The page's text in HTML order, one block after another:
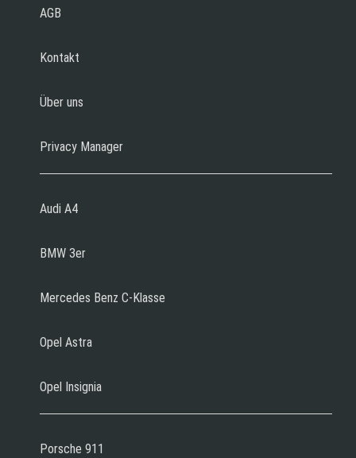
AGB
Kontakt
Über uns
Privacy Manager
Audi A4
BMW 3er
Mercedes Benz C-Klasse
Opel Astra
Opel Insignia
Porsche 911